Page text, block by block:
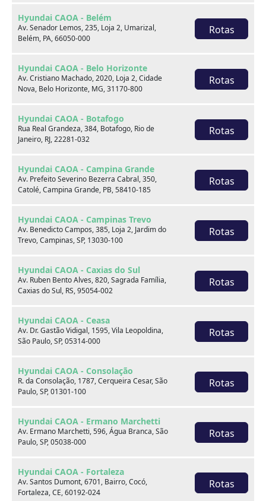
Hyundai CAOA - Belém
Av. Senador Lemos, 235, Loja 2, Umarizal,
Belém, PA, 66050-000
Rotas
Hyundai CAOA - Belo Horizonte
Av. Cristiano Machado, 2020, Loja 2, Cidade
Nova, Belo Horizonte, MG, 31170-800
Rotas
Hyundai CAOA - Botafogo
Rua Real Grandeza, 384, Botafogo, Rio de
Janeiro, RJ, 22281-032
Rotas
Hyundai CAOA - Campina Grande
Av. Prefeito Severino Bezerra Cabral, 350,
Catolé, Campina Grande, PB, 58410-185
Rotas
Hyundai CAOA - Campinas Trevo
Av. Benedicto Campos, 385, Loja 2, Jardim do
Trevo, Campinas, SP, 13030-100
Rotas
Hyundai CAOA - Caxias do Sul
Av. Ruben Bento Alves, 820, Sagrada Família,
Caxias do Sul, RS, 95054-002
Rotas
Hyundai CAOA - Ceasa
Av. Dr. Gastão Vidigal, 1595, Vila Leopoldina,
São Paulo, SP, 05314-000
Rotas
Hyundai CAOA - Consolação
R. da Consolação, 1787, Cerqueira Cesar, São
Paulo, SP, 01301-100
Rotas
Hyundai CAOA - Ermano Marchetti
Av. Ermano Marchetti, 596, Água Branca, São
Paulo, SP, 05038-000
Rotas
Hyundai CAOA - Fortaleza
Av. Santos Dumont, 6701, Bairro, Cocó,
Fortaleza, CE, 60192-024
Rotas
Venda seu usado
Consórcio
CAOA Changan | A21 - Tatuapé
CAOA Changan | A21 - Tatuapé
Rua Serra do Japi, 1275 Tatuapé, São Paulo, SP, 03309-
001